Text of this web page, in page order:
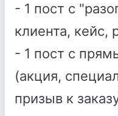
- 1 пост с
клиента, кейс,
- 1 пост с
(акция,
призыв к